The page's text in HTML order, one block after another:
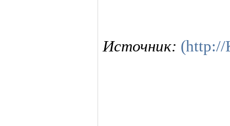
Источник: (http://